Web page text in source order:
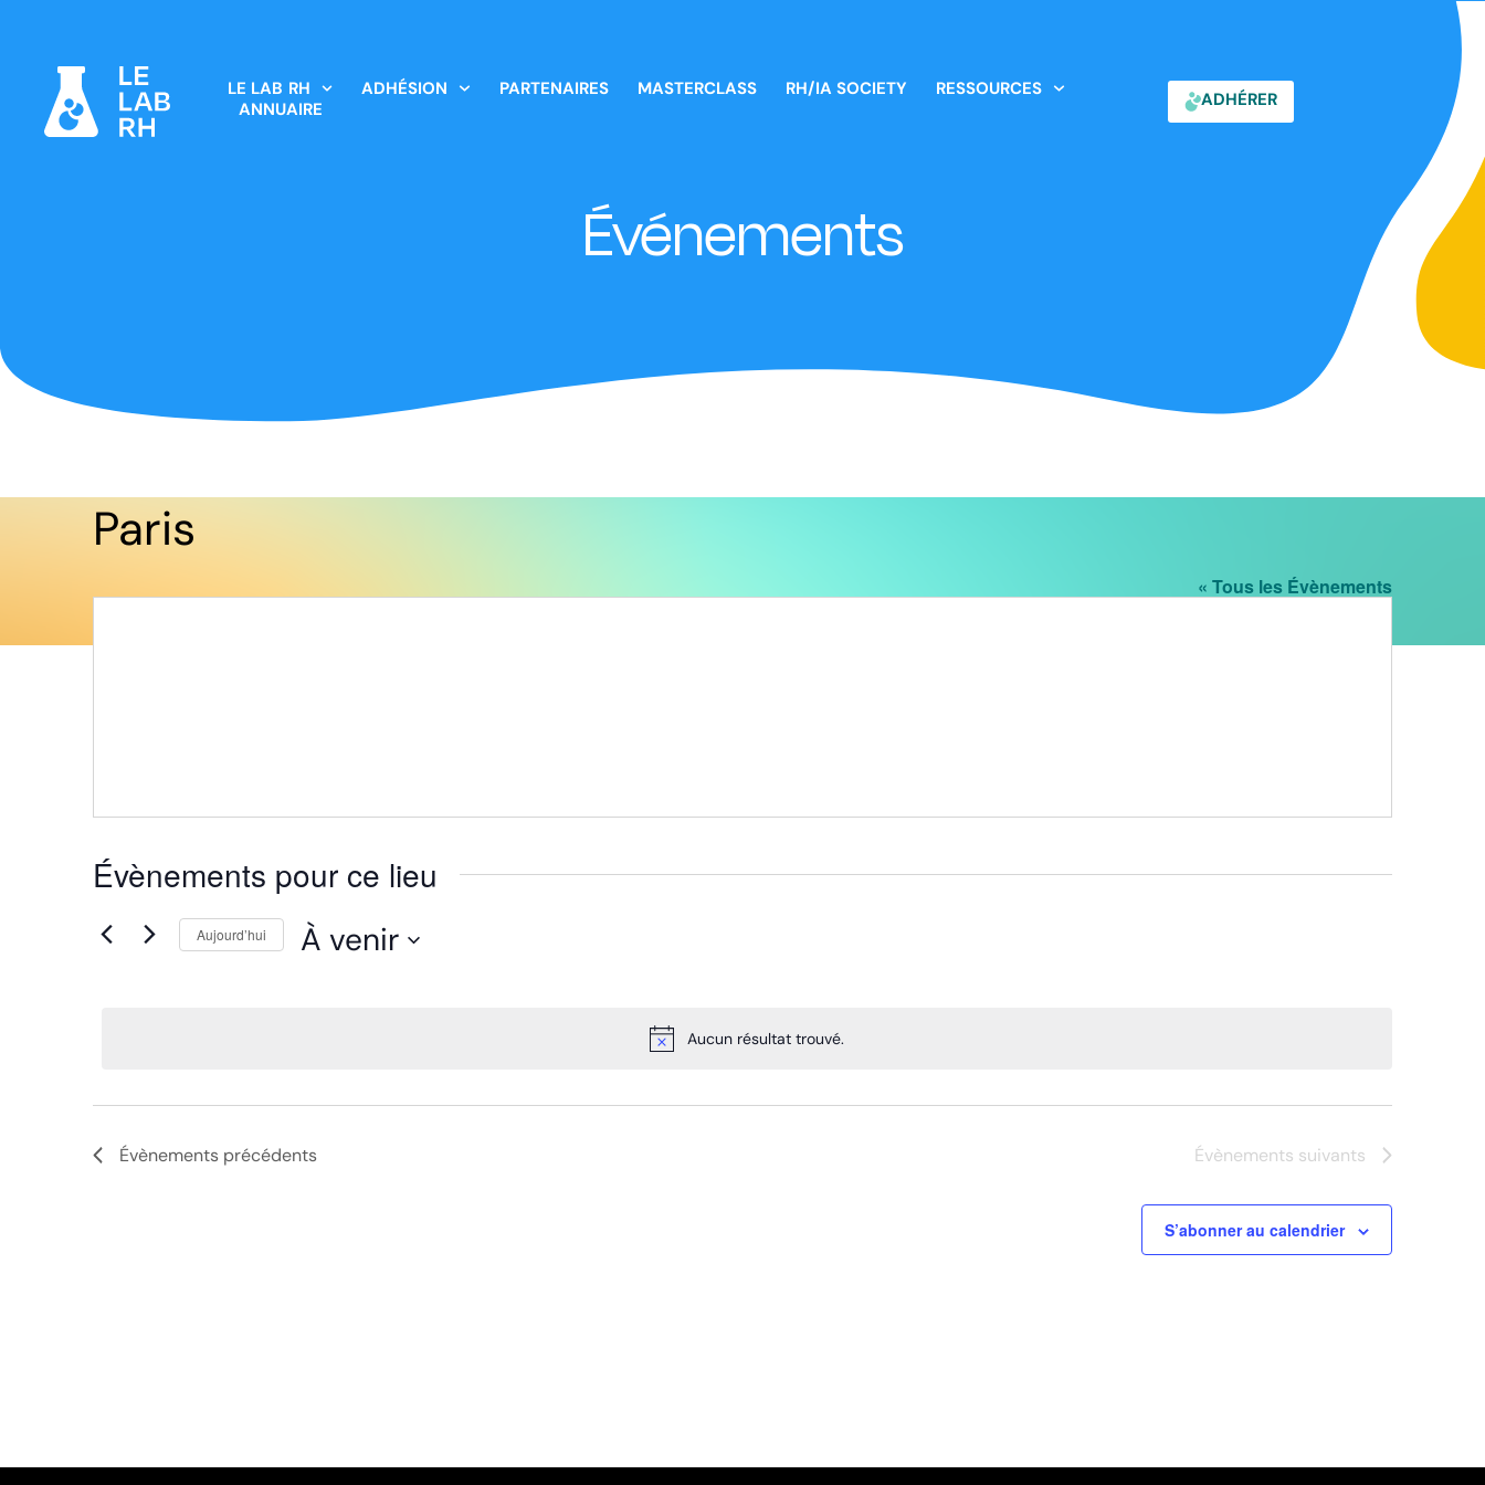
LE LAB RH ADHÉSION PARTENAIRES MASTERCLASS RH/IA SOCIETY
RESSOURCES
ANNUAIRE
ADHÉRER
Événements
Paris
« Tous les Évènements
Évènements pour ce lieu
Notice
Aucun résultat trouvé.
Aujourd’hui À venir
Évènements précédents Évènements suivants
S’abonner au calendrier